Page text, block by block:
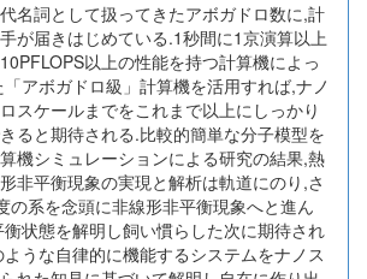
名詞として扱ってきたアボガドロ数に,計
が届きはじめている.1秒間に1京演算以上
以上の性能を持つ計算機によっ
アボガドロ級」計算機を活用すれば,ナノ
スケールまでをこれまで以上にしっかり
ると期待される.比較的簡単な分子模型を
機シミュレーションによる研究の結果,熱
非平衡現象の実現と解析は軌道にのり,さ
の系を念頭に非線形非平衡現象へと進ん
状態を解明し飼い慣らした次に期待され
うな自律的に機能するシステムをナノス